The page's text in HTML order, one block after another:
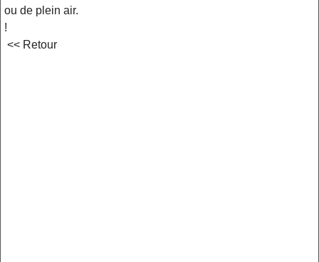
ou de plein air.
!
<< Retour